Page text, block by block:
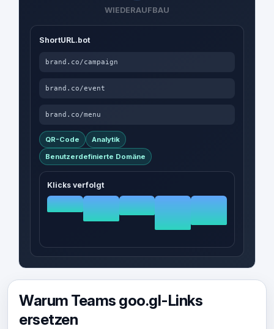
WIEDERAUFBAU
ShortURL.bot
brand.co/campaign
brand.co/event
brand.co/menu
QR-Code
Analytik
Benutzerdefinierte Domäne
Klicks verfolgt
Warum Teams goo.gl-Links
ersetzen